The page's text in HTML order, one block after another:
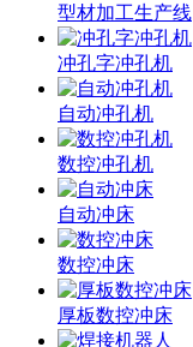
型材加工生产线
冲孔字冲孔机
自动冲孔机
数控冲孔机
自动冲床
数控冲床
厚板数控冲床